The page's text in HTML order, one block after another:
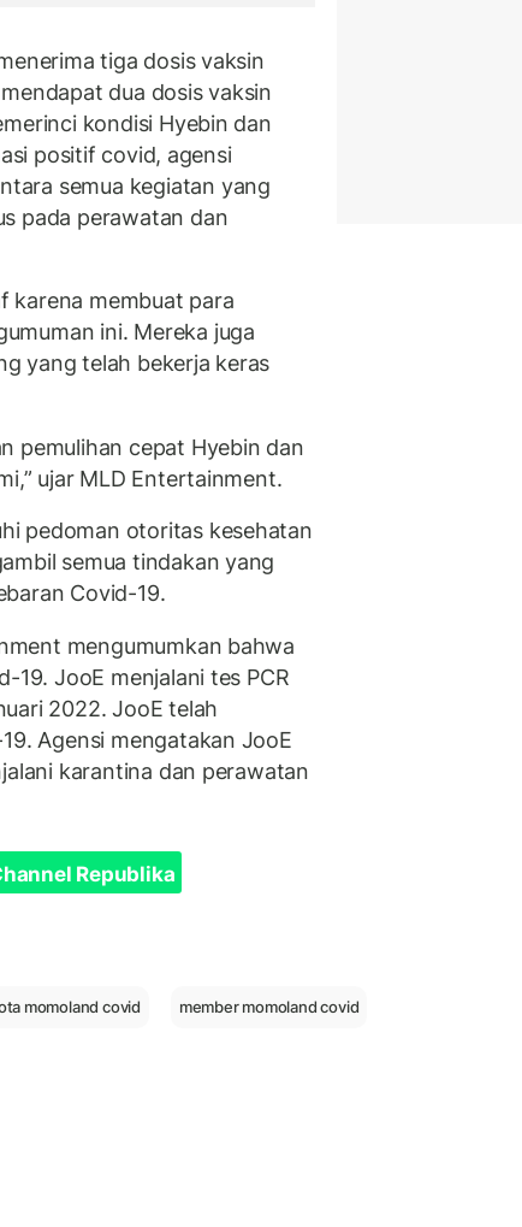
tiga dosis vaksin
dua dosis vaksin
kondisi Hyebin dan
positif covid, agensi
semua kegiatan yang
pada perawatan dan
karena membuat para
ini. Mereka juga
yang telah bekerja keras
pemulihan cepat Hyebin dan
ujar MLD Entertainment.
pedoman otoritas kesehatan
semua tindakan yang
Covid-19.
mengumumkan bahwa
19. JooE menjalani tes PCR
2022. JooE telah
Agensi mengatakan JooE
karantina dan perawatan
Republika
momoland covid member momoland covid